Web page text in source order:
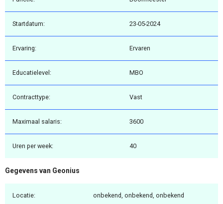
Startdatum: 23-05-2024
Ervaring: Ervaren
Educatielevel: MBO
Contracttype: Vast
Maximaal salaris: 3600
Uren per week: 40
Gegevens van Geonius
Locatie: onbekend, onbekend, onbekend